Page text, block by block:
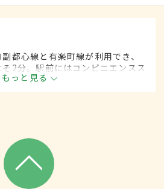
都心線と有楽町線が利用でき、
2分。駅前にはコンビニエンスス
ラン、定食屋など飲食関係の店
歩道が整備されている道が多
もっと見る